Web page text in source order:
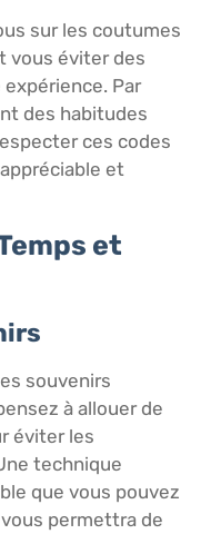
sur les coutumes
vous éviter des
Par
des habitudes
ces codes
et
et
souvenirs
à allouer de
éviter les
technique
que vous pouvez
permettra de